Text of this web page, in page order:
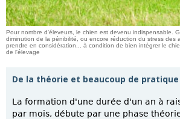
Pour nombre d'éleveurs, le chien est devenu indispensable.
diminution de la pénibilité, ou encore réduction du stress des
prendre en considération... à condition de bien intégrer le
de l'élevage
De la théorie et beaucoup de pratique
La formation d'une durée d'un an à
par mois, débute par une phase